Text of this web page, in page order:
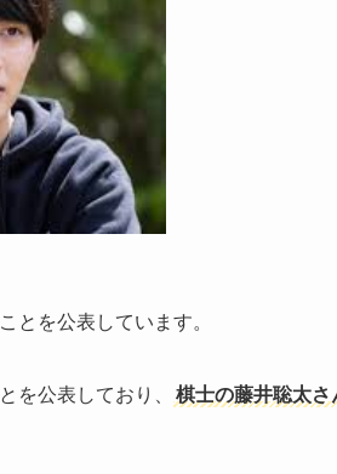
とを公表しています。
を公表しており、
棋士の藤井聡太さ